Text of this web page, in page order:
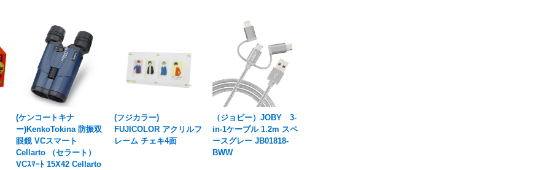
(ケンコートキナ
ー)KenkoTokina 防振双
眼鏡 VCスマート
Cellarto （セラート）
VCｽﾏｰﾄ 15X42 Cellarto
(フジカラー)
FUJICOLOR アクリルフ
レーム チェキ4面
（ジョビー）JOBY 3-
in-1ケーブル 1.2m スペ
ースグレー JB01818-
BWW